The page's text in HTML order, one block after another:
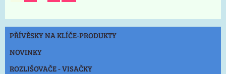
PŘÍVĚSKY NA KLÍČE-PRODUKTY
NOVINKY
ROZLIŠOVAČE - VISAČKY